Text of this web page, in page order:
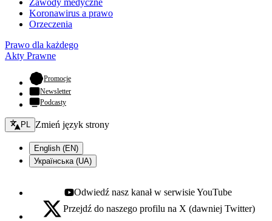
Zawody medyczne
Koronawirus a prawo
Orzeczenia
Prawo dla każdego
Akty Prawne
Promocje- otwiera się w nowej karcie
Newsletter
Podcasty
Zmień język - bieżący:
PL Zmień język strony
English (EN)
Українська (UA)
Youtube - otwiera się w nowej karcie
Odwiedź nasz kanał w serwisie YouTube
X - otwiera się w nowej karcie
Przejdź do naszego profilu na X (dawniej Twitter)